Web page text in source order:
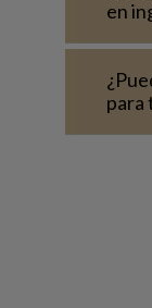
en
para